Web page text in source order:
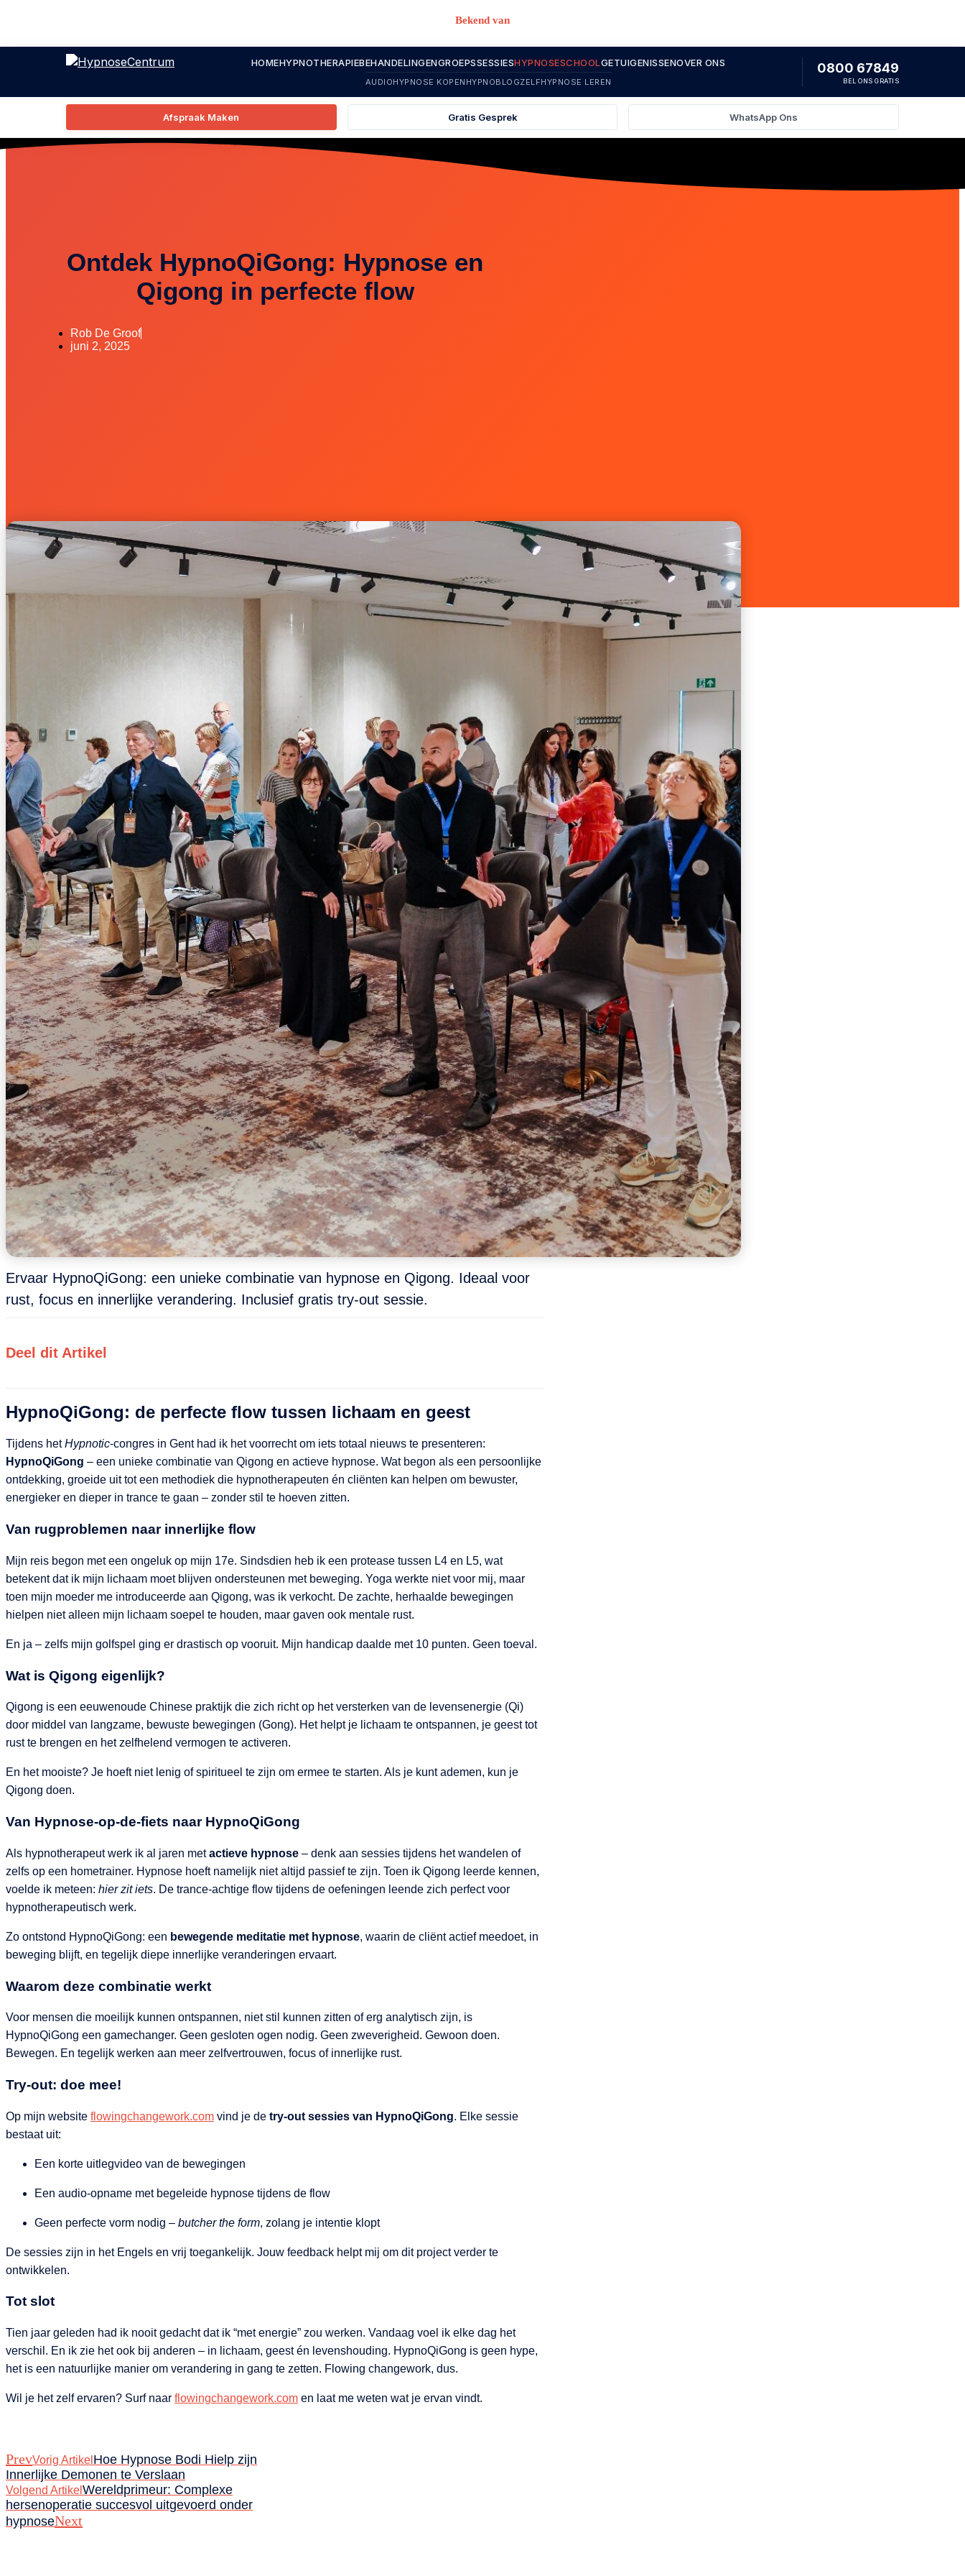
Bekend van
HOMEHYPNOTHERAPIEBEHANDELINGENGROEPSSESSIESHYPNOSESCHOOLGETUIGENISSENOVER ONS
AUDIOHYPNOSE KOPEN HYPNOBLOGZELFHYPNOSE LEREN
0800 67849
BEL ONS GRATIS
Afspraak Maken Gratis Gesprek WhatsApp Ons
Ontdek HypnoQiGong: Hypnose en
Qigong in perfecte flow
Rob De Groof
juni 2, 2025
Ervaar HypnoQiGong: een unieke combinatie van hypnose en Qigong. Ideaal voor
rust, focus en innerlijke verandering. Inclusief gratis try-out sessie.
Deel dit Artikel
HypnoQiGong: de perfecte flow tussen lichaam en geest
Tijdens hetHypnotic-congres in Gent had ik het voorrecht om iets totaal nieuws te presenteren:
HypnoQiGong – een unieke combinatie van Qigong en actieve hypnose. Wat begon als een persoonlijke
ontdekking, groeide uit tot een methodiek die hypnotherapeuten én cliënten kan helpen om bewuster,
energieker en dieper in trance te gaan – zonder stil te hoeven zitten.
Van rugproblemen naar innerlijke flow
Mijn reis begon met een ongeluk op mijn 17e. Sindsdien heb ik een protease tussen L4 en L5, wat
betekent dat ik mijn lichaam moet blijven ondersteunen met beweging. Yoga werkte niet voor mij, maar
toen mijn moeder me introduceerde aan Qigong, was ik verkocht. De zachte, herhaalde bewegingen
hielpen niet alleen mijn lichaam soepel te houden, maar gaven ook mentale rust.
En ja – zelfs mijn golfspel ging er drastisch op vooruit. Mijn handicap daalde met 10 punten. Geen toeval.
Wat is Qigong eigenlijk?
Qigong is een eeuwenoude Chinese praktijk die zich richt op het versterken van de levensenergie (Qi)
door middel van langzame, bewuste bewegingen (Gong). Het helpt je lichaam te ontspannen, je geest tot
rust te brengen en het zelfhelend vermogen te activeren.
En het mooiste? Je hoeft niet lenig of spiritueel te zijn om ermee te starten. Als je kunt ademen, kun je
Qigong doen.
Van Hypnose-op-de-fiets naar HypnoQiGong
Als hypnotherapeut werk ik al jaren metactieve hypnose – denk aan sessies tijdens het wandelen of
zelfs op een hometrainer. Hypnose hoeft namelijk niet altijd passief te zijn. Toen ik Qigong leerde kennen,
voelde ik meteen: hier zit iets. De trance-achtige flow tijdens de oefeningen leende zich perfect voor
hypnotherapeutisch werk.
Zo ontstond HypnoQiGong: een bewegende meditatie met hypnose, waarin de cliënt actief meedoet, in
beweging blijft, en tegelijk diepe innerlijke veranderingen ervaart.
Waarom deze combinatie werkt
Voor mensen die moeilijk kunnen ontspannen, niet stil kunnen zitten of erg analytisch zijn, is
HypnoQiGong een gamechanger. Geen gesloten ogen nodig. Geen zweverigheid. Gewoon doen.
Bewegen. En tegelijk werken aan meer zelfvertrouwen, focus of innerlijke rust.
Try-out: doe mee!
Op mijn website flowingchangework.com vind je de try-out sessies van HypnoQiGong. Elke sessie
bestaat uit:
Een korte uitlegvideo van de bewegingen
Een audio-opname met begeleide hypnose tijdens de flow
Geen perfecte vorm nodig – butcher the form, zolang je intentie klopt
De sessies zijn in het Engels en vrij toegankelijk. Jouw feedback helpt mij om dit project verder te
ontwikkelen.
Tot slot
Tien jaar geleden had ik nooit gedacht dat ik “met energie” zou werken. Vandaag voel ik elke dag het
verschil. En ik zie het ook bij anderen – in lichaam, geest én levenshouding. HypnoQiGong is geen hype,
het is een natuurlijke manier om verandering in gang te zetten. Flowing changework, dus.
Wil je het zelf ervaren? Surf naar flowingchangework.com en laat me weten wat je ervan vindt.
PrevVorig Artikel Hoe Hypnose Bodi Hielp zijn
Innerlijke Demonen te Verslaan
Volgend Artikel Wereldprimeur: Complexe
hersenoperatie succesvol uitgevoerd onder
hypnoseNext